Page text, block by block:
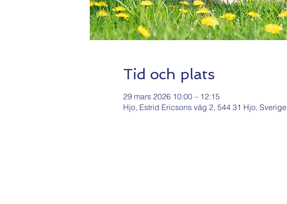
Tid och plats
29 mars 2026 10:00 – 12:15
Hjo, Estrid Ericsons väg 2, 544 31 Hjo, Sverige